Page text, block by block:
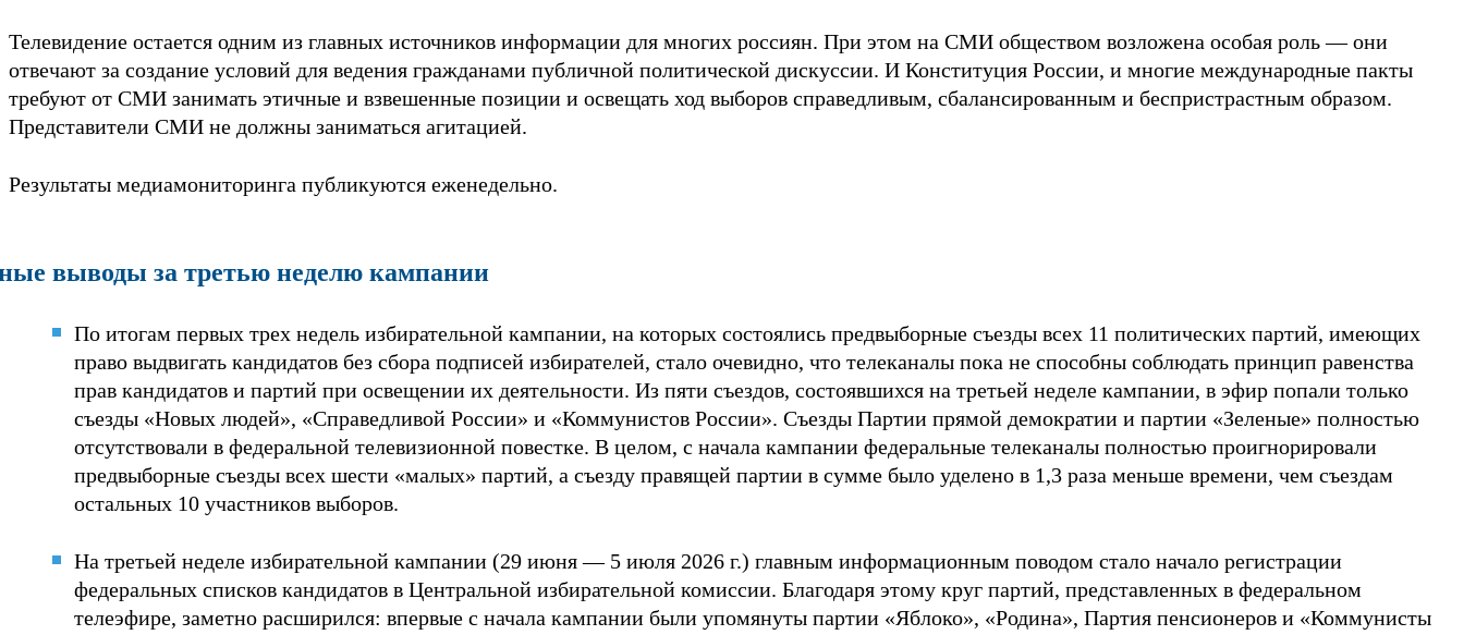
Телевидение остается одним из главных источников информации для многих россиян. При этом на СМИ обществом возложена особая роль — они
отвечают за создание условий для ведения гражданами публичной политической дискуссии. И Конституция России, и многие международные пакты
требуют от СМИ занимать этичные и взвешенные позиции и освещать ход выборов справедливым, сбалансированным и беспристрастным образом.
Представители СМИ не должны заниматься агитацией.
Результаты медиамониторинга публикуются еженедельно.
выводы за третью неделю кампании
По итогам первых трех недель избирательной кампании, на которых состоялись предвыборные съезды всех 11 политических партий, имеющих
право выдвигать кандидатов без сбора подписей избирателей, стало очевидно, что телеканалы пока не способны соблюдать принцип равенства
прав кандидатов и партий при освещении их деятельности. Из пяти съездов, состоявшихся на третьей неделе кампании, в эфир попали только
съезды «Новых людей», «Справедливой России» и «Коммунистов России». Съезды Партии прямой демократии и партии «Зеленые» полностью
отсутствовали в федеральной телевизионной повестке. В целом, с начала кампании федеральные телеканалы полностью проигнорировали
предвыборные съезды всех шести «малых» партий, а съезду правящей партии в сумме было уделено в 1,3 раза меньше времени, чем съездам
остальных 10 участников выборов.
На третьей неделе избирательной кампании (29 июня — 5 июля 2026 г.) главным информационным поводом стало начало регистрации
федеральных списков кандидатов в Центральной избирательной комиссии. Благодаря этому круг партий, представленных в федеральном
телеэфире, заметно расширился: впервые с начала кампании были упомянуты партии «Яблоко», «Родина», Партия пенсионеров и «Коммунисты